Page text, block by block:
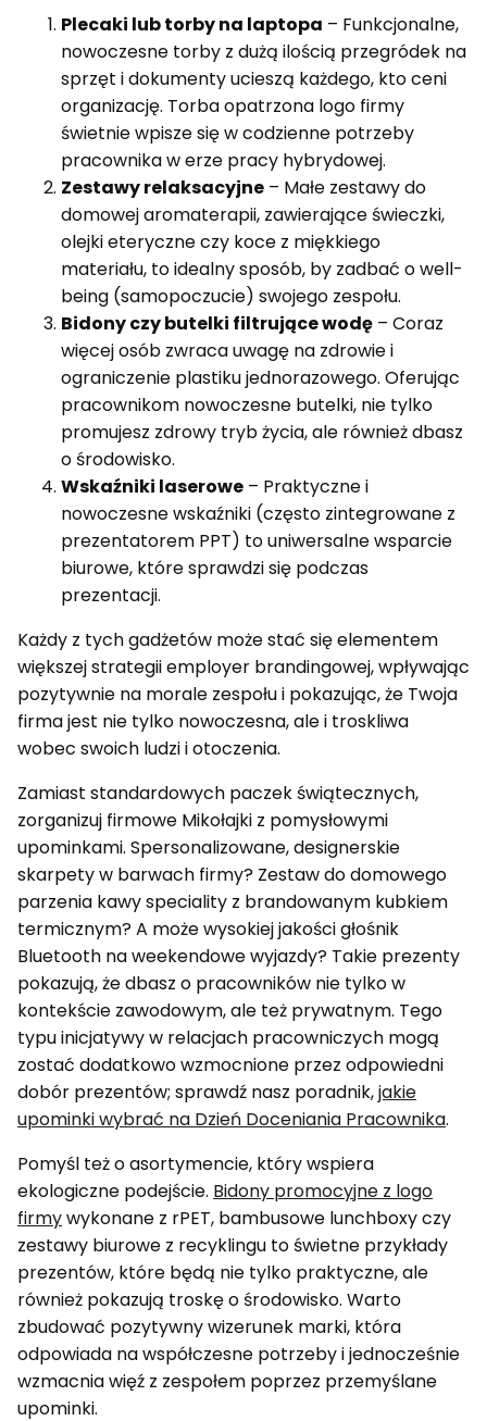
Plecaki lub torby na laptopa – Funkcjonalne,
nowoczesne torby z dużą ilością przegródek na
sprzęt i dokumenty ucieszą każdego, kto ceni
organizację. Torba opatrzona logo firmy
świetnie wpisze się w codzienne potrzeby
pracownika w erze pracy hybrydowej.
Zestawy relaksacyjne – Małe zestawy do
domowej aromaterapii, zawierające świeczki,
olejki eteryczne czy koce z miękkiego
materiału, to idealny sposób, by zadbać o well-
being (samopoczucie) swojego zespołu.
Bidony czy butelki filtrujące wodę – Coraz
więcej osób zwraca uwagę na zdrowie i
ograniczenie plastiku jednorazowego. Oferując
pracownikom nowoczesne butelki, nie tylko
promujesz zdrowy tryb życia, ale również dbasz
o środowisko.
Wskaźniki laserowe – Praktyczne i
nowoczesne wskaźniki (często zintegrowane z
prezentatorem PPT) to uniwersalne wsparcie
biurowe, które sprawdzi się podczas
prezentacji.
Każdy z tych gadżetów może stać się elementem
większej strategii employer brandingowej, wpływając
pozytywnie na morale zespołu i pokazując, że Twoja
firma jest nie tylko nowoczesna, ale i troskliwa
wobec swoich ludzi i otoczenia.
Zamiast standardowych paczek świątecznych,
zorganizuj firmowe Mikołajki z pomysłowymi
upominkami. Spersonalizowane, designerskie
skarpety w barwach firmy? Zestaw do domowego
parzenia kawy speciality z brandowanym kubkiem
termicznym? A może wysokiej jakości głośnik
Bluetooth na weekendowe wyjazdy? Takie prezenty
pokazują, że dbasz o pracowników nie tylko w
kontekście zawodowym, ale też prywatnym. Tego
typu inicjatywy w relacjach pracowniczych mogą
zostać dodatkowo wzmocnione przez odpowiedni
dobór prezentów; sprawdź nasz poradnik,jakie
upominki wybrać na Dzień Doceniania Pracownika.
Pomyśl też o asortymencie, który wspiera
ekologiczne podejście. Bidony promocyjne z logo
firmywykonane z rPET, bambusowe lunchboxy czy
zestawy biurowe z recyklingu to świetne przykłady
prezentów, które będą nie tylko praktyczne, ale
również pokazują troskę o środowisko. Warto
zbudować pozytywny wizerunek marki, która
odpowiada na współczesne potrzeby i jednocześnie
wzmacnia więź z zespołem poprzez przemyślane
upominki.